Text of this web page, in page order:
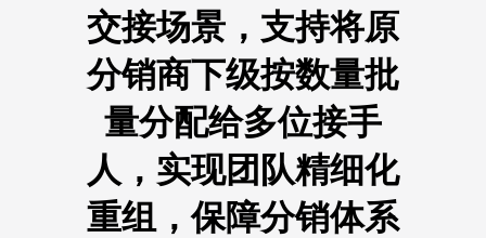
交接场景，支持将原
分销商下级按数量批
量分配给多位接手
人，实现团队精细化
重组，保障分销体系